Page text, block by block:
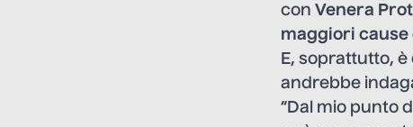
con Venera
maggiori cause
E, soprattutto,
andrebbe
“Dal mio punto